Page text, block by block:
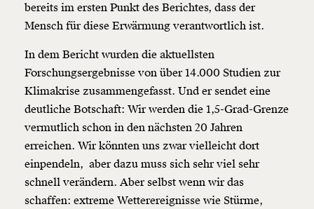
Veränderung
beginnt mit Dir!
bereits im ersten Punkt des Berichtes, dass der
Mensch für diese Erwärmung verantwortlich ist.
In dem Bericht wurden die aktuellsten
Forschungsergebnisse von über 14.000 Studien zur
Klimakrise zusammengefasst. Und er sendet eine
deutliche Botschaft: Wir werden die 1,5-Grad-Grenze
vermutlich schon in den nächsten 20 Jahren
erreichen. Wir könnten uns zwar vielleicht dort
einpendeln, aber dazu muss sich sehr viel sehr
schnell verändern. Aber selbst wenn wir das
schaffen: extreme Wetterereignisse wie Stürme,